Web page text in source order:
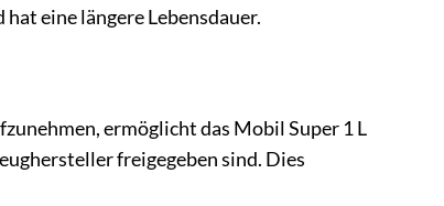
eine längere Lebensdauer.
ermöglicht das Mobil Super 1 L
freigegeben sind. Dies